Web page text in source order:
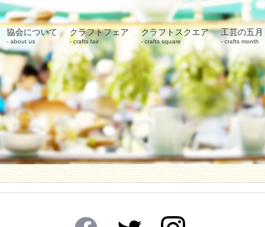
協会について
about us
クラフトフェア
crafts fair
クラフトスクエア
crafts square
工芸の五月
crafts month